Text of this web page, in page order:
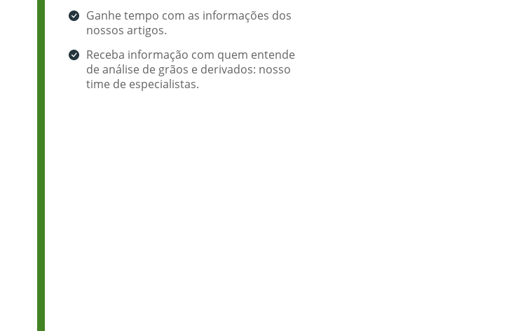
Ganhe tempo com as informações dos
nossos artigos.
Receba informação com quem entende
de análise de grãos e derivados: nosso
time de especialistas.